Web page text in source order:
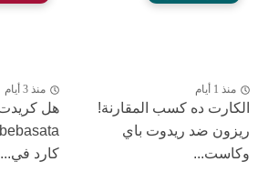
منذ 1 أيام
الكارت ده كسب المقارنة!
ريزون ضد ريدوت باي
وكاست...
منذ 3 أيام
كارد في...